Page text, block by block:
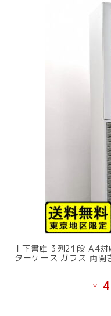
上下書庫 3列21段 A4
ターケース ガラス 両開
¥